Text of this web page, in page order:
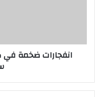
سيفاستوبول
انفجارات ضخمة في